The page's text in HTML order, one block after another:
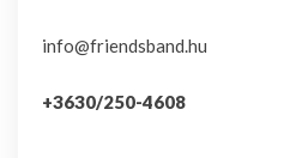
info@friendsband.hu
+3630/250-4608